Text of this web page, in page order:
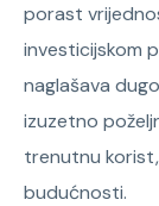
porast
investicijskom
naglašava
izuzetno
trenutnu
budućnosti.